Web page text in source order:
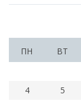
ПН ВТ
4
5